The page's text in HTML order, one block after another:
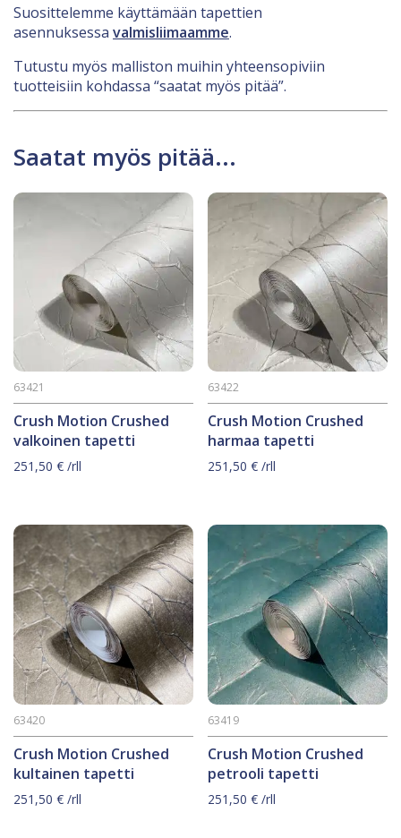
Suosittelemme käyttämään tapettien
asennuksessa valmisliimaamme.
Tutustu myös malliston muihin yhteensopiviin
tuotteisiin kohdassa “saatat myös pitää”.
Saatat myös pitää...
Crush Motion Crushed
valkoinen tapetti
63421
251,50 € /rll
Crush Motion Crushed
harmaa tapetti
63422
251,50€ /rll
Crush Motion Crushed
kultainen tapetti
63420
251,50 € /rll
Crush Motion Crushed
petrooli tapetti
63419
251,50€ /rll